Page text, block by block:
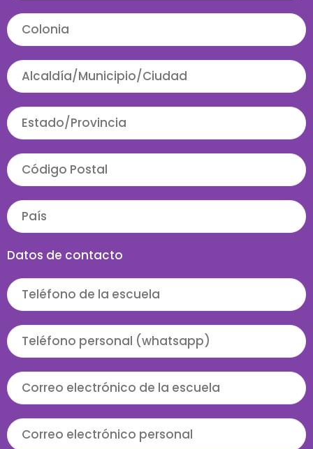
Datos de contacto